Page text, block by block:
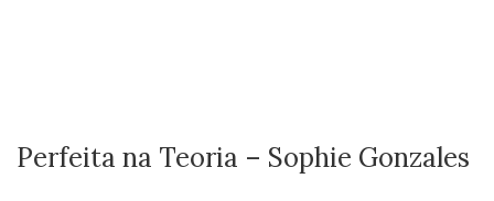
Perfeita na Teoria – Sophie Gonzales